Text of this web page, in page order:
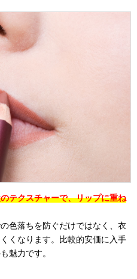
テクスチャーで、リップに重ね
色落ちを防ぐだけではなく、衣
くなります。比較的安価に入手
魅力です。